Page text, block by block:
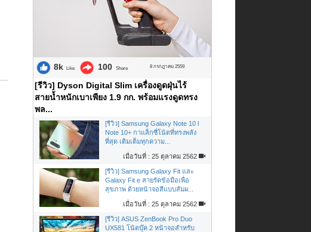
8k Like 100 Share 8 กรกฎาคม 2559
[รีวิว] Dyson Digital Slim เครื่องดูดฝุ่นไร้
สายน้ำหนักเบาเพียง 1.9 กก. พร้อมแรงดูดทรง
พล...
[รีวิว] Samsung Galaxy Note 10 l
Note 10+ กาแล็กซี่โน้ตที่ทรงพลัง
ที่สุด เติมเต็มทุกความ...
เมื่อวันที่ : 25 ตุลาคม 2562
[รีวิว] Samsung Galaxy Fit และ
Galaxy Fit e สายรัดข้อมือเพื่อ
สุขภาพ ด้วยหน้าจอสีแบบสัมผ...
เมื่อวันที่ : 25 ตุลาคม 2562
[รีวิว] ASUS ZenBook Pro Duo
UX581 โน้ตบุ๊ค 2 หน้าจอสำหรับ